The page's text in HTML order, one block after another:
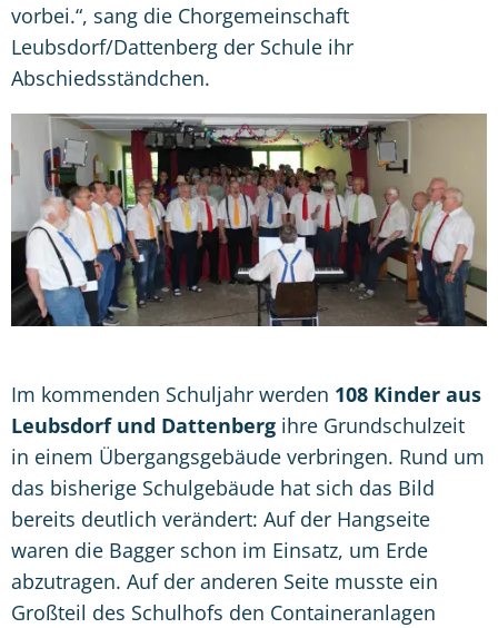
vorbei.“, sang die Chorgemeinschaft
Leubsdorf/Dattenberg der Schule ihr
Abschiedsständchen.
Im kommenden Schuljahr werden 108 Kinder aus
Leubsdorf und Dattenberg ihre Grundschulzeit
in einem Übergangsgebäude verbringen. Rund um
das bisherige Schulgebäude hat sich das Bild
bereits deutlich verändert: Auf der Hangseite
waren die Bagger schon im Einsatz, um Erde
abzutragen. Auf der anderen Seite musste ein
Großteil des Schulhofs den Containeranlagen